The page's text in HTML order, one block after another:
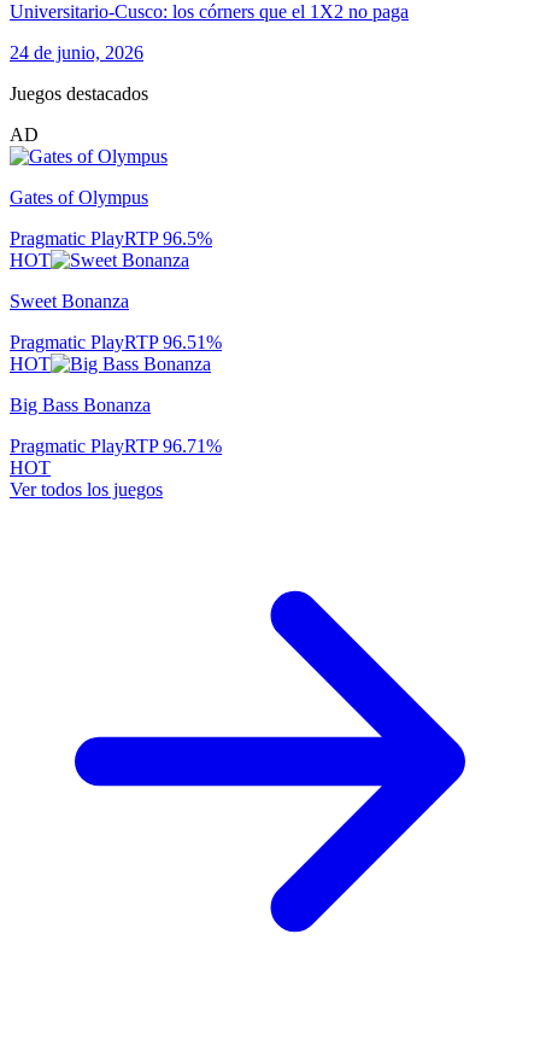
Universitario-Cusco: los córners que el 1X2 no paga
24 de junio, 2026
Juegos destacados
AD
Gates of Olympus
Pragmatic PlayRTP96.5%
HOT
Sweet Bonanza
Pragmatic PlayRTP96.51%
HOT
Big Bass Bonanza
Pragmatic PlayRTP96.71%
HOT
Ver todos los juegos